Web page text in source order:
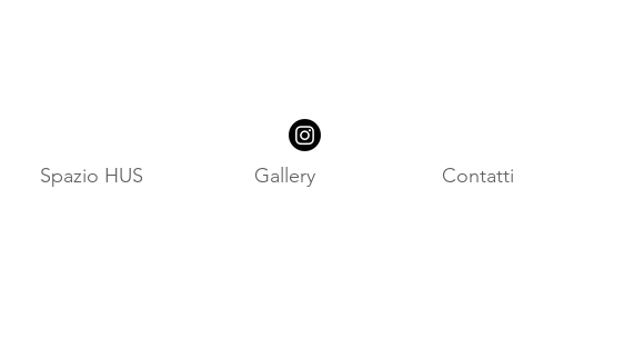
Spazio HUS Gallery Contatti